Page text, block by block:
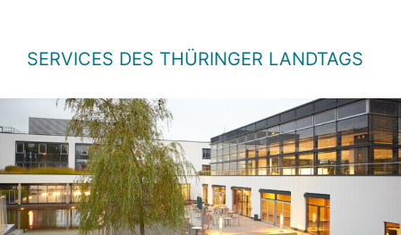
SERVICES DES THÜRINGER LANDTAGS